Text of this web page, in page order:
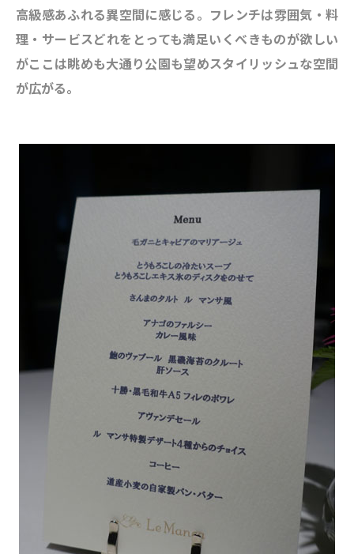
高級感あふれる異空間に感じる。フレンチは雰囲気・料
理・サービスどれをとっても満足いくべきものが欲しい
がここは眺めも大通り公園も望めスタイリッシュな空間
が広がる。